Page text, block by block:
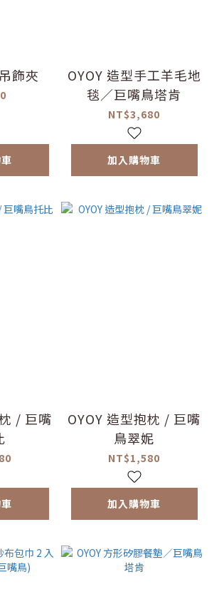
飾夾
OYOY 造型手工羊毛地
毯／巨嘴鳥塔肯
NT$3,680
加入購物車
嘴
OYOY 造型抱枕 / 巨嘴
鳥翠妮
NT$1,580
加入購物車